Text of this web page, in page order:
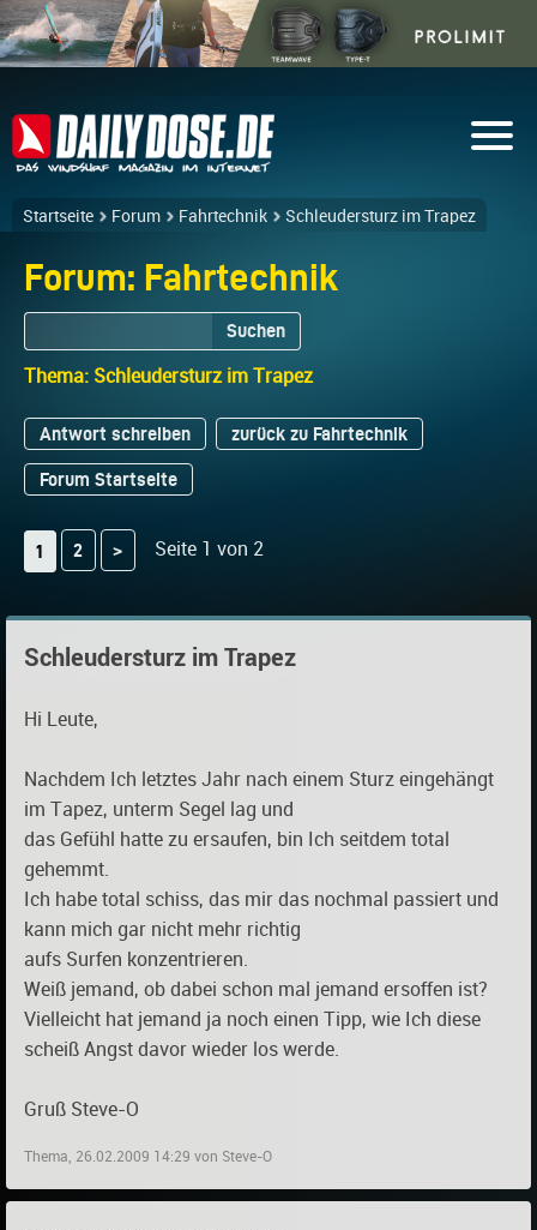
Startseite Forum Fahrtechnik Schleudersturz im Trapez
Forum: Fahrtechnik
Suchen
Thema: Schleudersturz im Trapez
Antwort schreiben zurück zu Fahrtechnik
Forum Startseite
1 2 > Seite 1 von 2
Schleudersturz im Trapez
Hi Leute,
Nachdem Ich letztes Jahr nach einem Sturz eingehängt
im Tapez, unterm Segel lag und
das Gefühl hatte zu ersaufen, bin Ich seitdem total
gehemmt.
Ich habe total schiss, das mir das nochmal passiert und
kann mich gar nicht mehr richtig
aufs Surfen konzentrieren.
Weiß jemand, ob dabei schon mal jemand ersoffen ist?
Vielleicht hat jemand ja noch einen Tipp, wie Ich diese
scheiß Angst davor wieder los werde.
Gruß Steve-O
Thema, 26.02.2009 14:29 von Steve-O